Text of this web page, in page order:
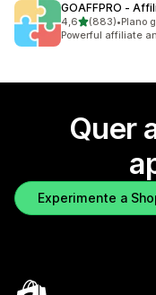
GOAFFPRO ‑
4,6de 5 estrelas
(883)
883 total de•Plano
Powerful affiliate
Quer
Experimente a